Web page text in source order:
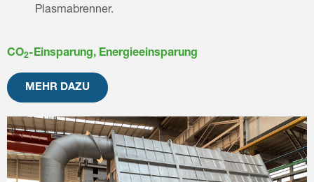
Plasmabrenner.
CO2-Einsparung, Energieeinsparung
MEHR DAZU